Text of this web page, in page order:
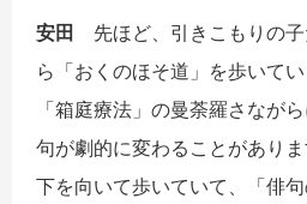
安田 先ほど、引きこもりの
ら「おくのほそ道」を歩いてい
「箱庭療法」の曼荼羅さなが
句が劇的に変わることがあり
下を向いて歩いていて、「俳